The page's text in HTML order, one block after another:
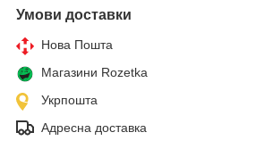
Умови доставки
Нова Пошта
Магазини Rozetka
Укрпошта
Адресна доставка